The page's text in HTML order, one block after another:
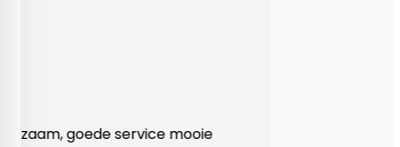
Heel behulpzaam, goede service mooie